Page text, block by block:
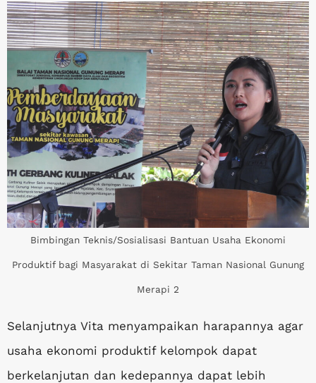
Bimbingan Teknis/Sosialisasi Bantuan Usaha Ekonomi
Produktif bagi Masyarakat di Sekitar Taman Nasional Gunung
Merapi 2
Selanjutnya Vita menyampaikan harapannya agar
usaha ekonomi produktif kelompok dapat
berkelanjutan dan kedepannya dapat lebih